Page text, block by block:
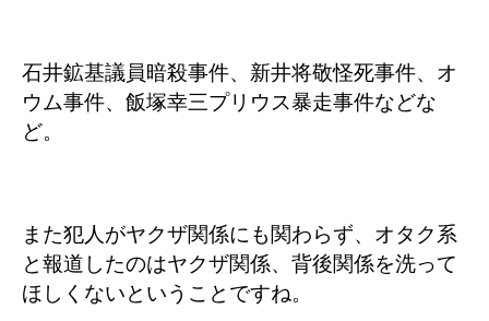
石井鉱基議員暗殺事件、新井将敬怪死事件、オ
ウム事件、飯塚幸三プリウス暴走事件などな
ど。
また犯人がヤクザ関係にも関わらず、オタク系
と報道したのはヤクザ関係、背後関係を洗って
ほしくないということですね。